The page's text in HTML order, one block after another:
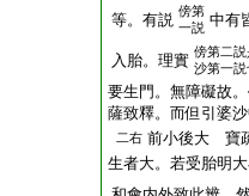
等。有説 傍第
一説 中有
入胎。理實 傍第二説
沙第一説
要生門。無障礙故
薩致釋。而但引婆
二右 前小後大 寶
生者大。若受胎明